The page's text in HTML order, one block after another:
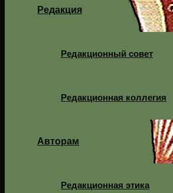
Редакция
Редакционный совет
Редакционная коллегия
Авторам
Редакционная этика